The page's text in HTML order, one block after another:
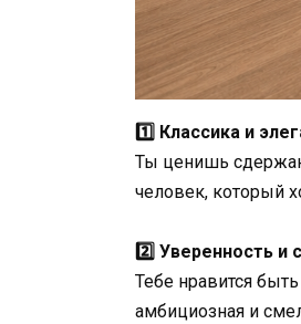
1️⃣ Классика и
Ты ценишь
человек, который
2️⃣ Уверенность и
Тебе нравится
амбициозная и